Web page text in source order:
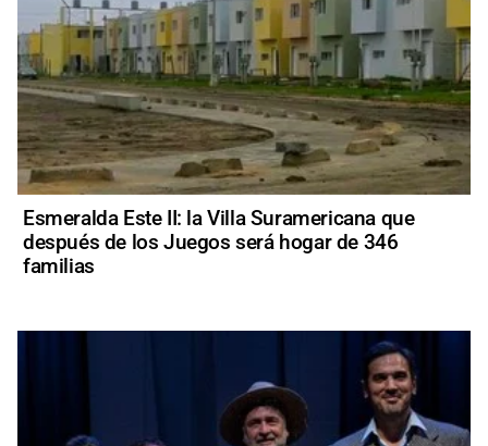
Esmeralda Este II: la Villa Suramericana que
después de los Juegos será hogar de 346
familias